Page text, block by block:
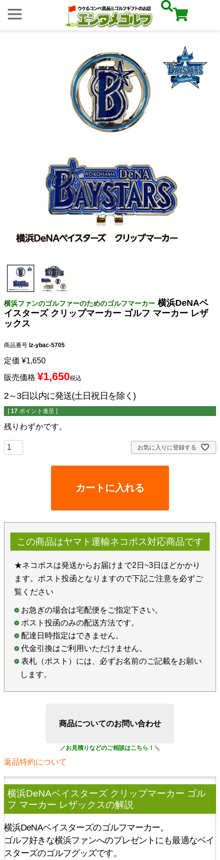
横浜ファンのゴルファーのためのゴルフマーカー 横浜DeNAベ
イスターズ クリップマーカー ゴルフ マーカー レザ
ックス
商品番号 lz-ybac-5705
定価 ¥1,650
販売価格 ¥1,650税込
2～3日以内に発送(土日祝日を除く)
[ 17 ポイント進呈 ]
残りわずかです。
お気に入りに登録する
カートに入れる
この商品はヤマト運輸ネコポス対応商品です
★ネコポスは発送からお届けまで2日~3日ほどかかり
ます。ポスト投函となりますので下記ご注意を必ずご
覧ください
お急ぎの場合は宅配便をご指定下さい。
ポスト投函のみの配送方法です。
配達日時指定はできません。
代金引換はご利用いただけません。
表札（ポスト）には、必ずお名前のご記載をお願い
します。
商品についてのお問い合わせ
返品特約について
横浜DeNAベイスターズ クリップマーカー ゴル
フ マーカー レザックスの解説
横浜DeNAベイスターズのゴルフマーカー。
ゴルフ好きな横浜ファンへのプレゼントにも最適なベイ
スターズのゴルフグッズです。